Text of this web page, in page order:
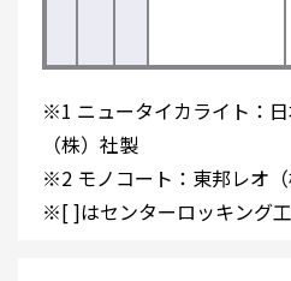
※1 ニュータイカライト：
（株）社製
※2 モノコート：東邦レオ
※[ ]はセンターロッキング